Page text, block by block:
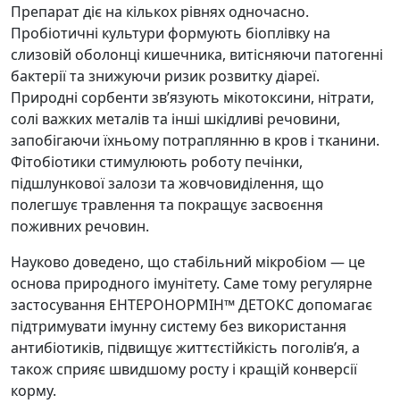
Препарат діє на кількох рівнях одночасно.
Пробіотичні культури формують біоплівку на
слизовій оболонці кишечника, витісняючи патогенні
бактерії та знижуючи ризик розвитку діареї.
Природні сорбенти зв’язують мікотоксини, нітрати,
солі важких металів та інші шкідливі речовини,
запобігаючи їхньому потраплянню в кров і тканини.
Фітобіотики стимулюють роботу печінки,
підшлункової залози та жовчовиділення, що
полегшує травлення та покращує засвоєння
поживних речовин.
Науково доведено, що стабільний мікробіом — це
основа природного імунітету. Саме тому регулярне
застосування ЕНТЕРОНОРМІН™ ДЕТОКС допомагає
підтримувати імунну систему без використання
антибіотиків, підвищує життєстійкість поголів’я, а
також сприяє швидшому росту і кращій конверсії
корму.